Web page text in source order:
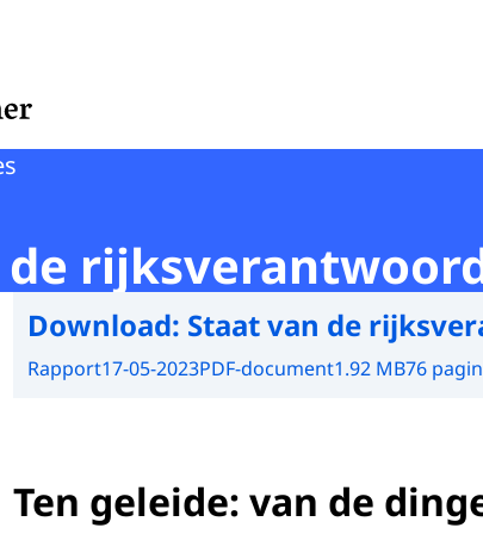
Rekenkamer
Download: Staat van de
Rapport17-05-2023PDF-document1.92 MB76
Ten geleide: van de